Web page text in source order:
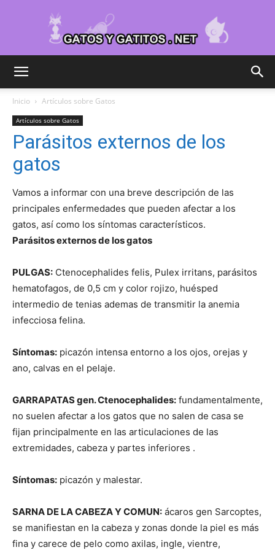
Fotos
Razas
Gatos
Inicio Artículos sobre Gatos
Artículos sobre Gatos
Parásitos externos de los
gatos
Vamos a informar con una breve descripción de las
principales enfermedades que pueden afectar a los
gatos, así como los síntomas característicos.
Parásitos externos de los gatos
PULGAS: Ctenocephalides felis, Pulex irritans, parásitos
hematofagos, de 0,5 cm y color rojizo, huésped
intermedio de tenias ademas de transmitir la anemia
infecciosa felina.
Síntomas: picazón intensa entorno a los ojos, orejas y
ano, calvas en el pelaje.
GARRAPATAS gen. Ctenocephalides: fundamentalmente,
no suelen afectar a los gatos que no salen de casa se
fijan principalmente en las articulaciones de las
extremidades, cabeza y partes inferiores .
Síntomas: picazón y malestar.
SARNA DE LA CABEZA Y COMUN: ácaros gen Sarcoptes,
se manifiestan en la cabeza y zonas donde la piel es más
fina y carece de pelo como axilas, ingle, vientre,